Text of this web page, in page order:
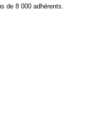
de 8 000 adhérents.